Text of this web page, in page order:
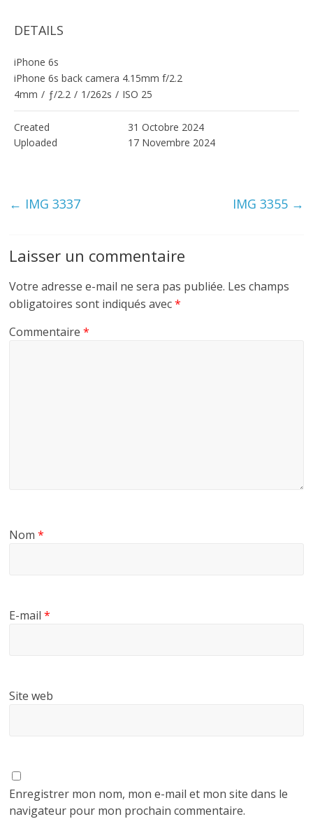
DETAILS
iPhone 6s
iPhone 6s back camera 4.15mm f/2.2
4mm / ƒ/2.2 / 1/262s / ISO 25
Created
31 Octobre 2024
Uploaded
17 Novembre 2024
← IMG 3337 IMG 3355 →
Laisser un commentaire
Votre adresse e-mail ne sera pas publiée. Les champs
obligatoires sont indiqués avec*
Commentaire*
Nom*
E-mail*
Site web
Enregistrer mon nom, mon e-mail et mon site dans le
navigateur pour mon prochain commentaire.